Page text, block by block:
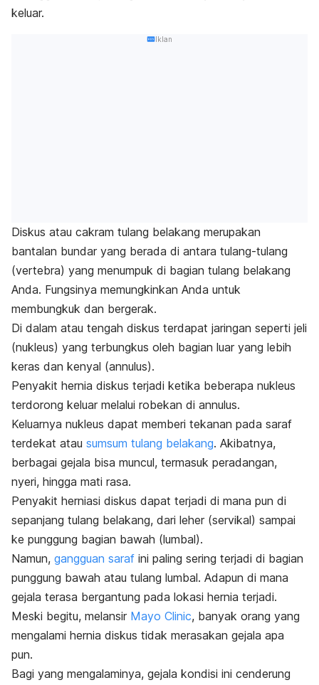
keluar.
Iklan
Diskus atau cakram tulang belakang merupakan
bantalan bundar yang berada di antara tulang-tulang
(vertebra) yang menumpuk di bagian tulang belakang
Anda. Fungsinya memungkinkan Anda untuk
membungkuk dan bergerak.
Di dalam atau tengah diskus terdapat jaringan seperti jeli
(nukleus) yang terbungkus oleh bagian luar yang lebih
keras dan kenyal (annulus).
Penyakit hernia diskus terjadi ketika beberapa nukleus
terdorong keluar melalui robekan di annulus.
Keluarnya nukleus dapat memberi tekanan pada saraf
terdekat atau sumsum tulang belakang. Akibatnya,
berbagai gejala bisa muncul, termasuk peradangan,
nyeri, hingga mati rasa.
Penyakit herniasi diskus dapat terjadi di mana pun di
sepanjang tulang belakang, dari leher (servikal) sampai
ke punggung bagian bawah (lumbal).
Namun, gangguan saraf ini paling sering terjadi di bagian
punggung bawah atau tulang lumbal. Adapun di mana
gejala terasa bergantung pada lokasi hernia terjadi.
Meski begitu, melansir Mayo Clinic, banyak orang yang
mengalami hernia diskus tidak merasakan gejala apa
pun.
Bagi yang mengalaminya, gejala kondisi ini cenderung